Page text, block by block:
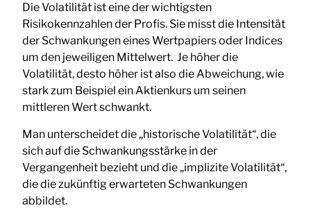
Die Volatilität ist eine der wichtigsten
Risikokennzahlen der Profis. Sie misst die Intensität
der Schwankungen eines Wertpapiers oder Indices
um den jeweiligen Mittelwert. Je höher die
Volatilität, desto höher ist also die Abweichung, wie
stark zum Beispiel ein Aktienkurs um seinen
mittleren Wert schwankt.
Man unterscheidet die „historische Volatilität“, die
sich auf die Schwankungsstärke in der
Vergangenheit bezieht und die „implizite Volatilität“,
die die zukünftig erwarteten Schwankungen
abbildet.